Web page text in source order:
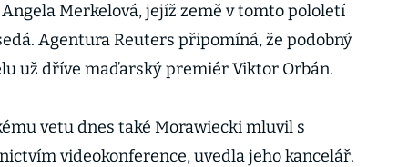
Merkelová, jejíž země v tomto pololetí
Agentura Reuters připomíná, že podobný
už dříve maďarský premiér Viktor Orbán.
vetu dnes také Morawiecki mluvil s
videokonference, uvedla jeho kancelář.